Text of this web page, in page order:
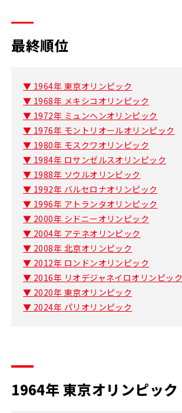
最終順位
▼ 1964年 東京オリンピック
▼ 1968年 メキシコオリンピック
▼ 1972年 ミュンヘンオリンピック
▼ 1976年 モントリオールオリンピック
▼ 1980年 モスクワオリンピック
▼ 1984年 ロサンゼルスオリンピック
▼ 1988年 ソウルオリンピック
▼ 1992年 バルセロナオリンピック
▼ 1996年 アトランタオリンピック
▼ 2000年 シドニーオリンピック
▼ 2004年 アテネオリンピック
▼ 2008年 北京オリンピック
▼ 2012年 ロンドンオリンピック
▼ 2016年 リオデジャネイロオリンピック
▼ 2020年 東京オリンピック
▼ 2024年 パリオリンピック
1964年 東京オリンピック